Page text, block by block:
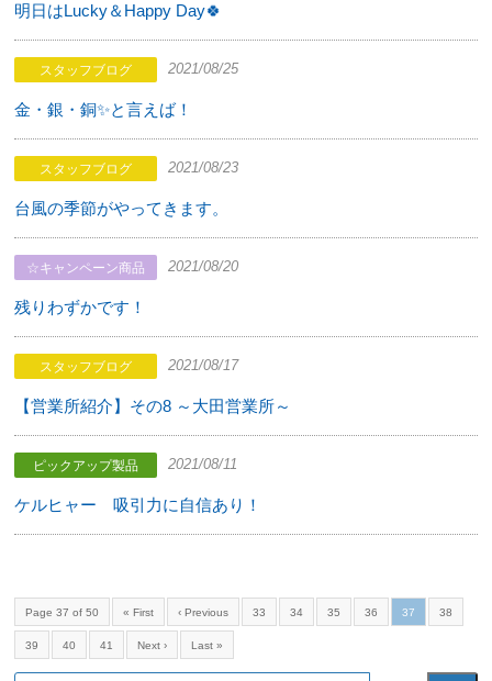
明日はLucky＆Happy Day🍀
スタッフブログ 2021/08/25
金・銀・銅✨と言えば！
スタッフブログ 2021/08/23
台風の季節がやってきます。
☆キャンペーン商品 2021/08/20
残りわずかです！
スタッフブログ 2021/08/17
【営業所紹介】その8 ～大田営業所～
ピックアップ製品 2021/08/11
ケルヒャー 吸引力に自信あり！
Page 37 of 50 « First ‹ Previous 33 34 35 36 37 38
39 40 41 Next › Last »